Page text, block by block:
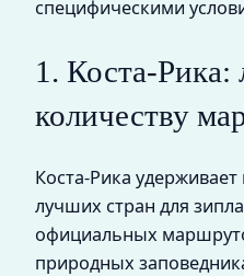
специфическими
1. Коста-Рика:
количеству
Коста-Рика
лучших стран для
официальных
природных